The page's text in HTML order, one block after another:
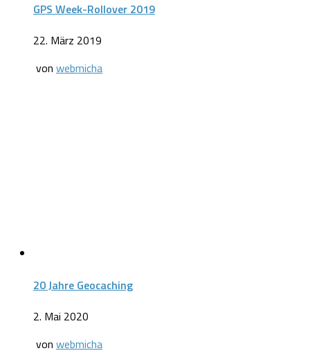
GPS Week-Rollover 2019
22. März 2019
von webmicha
20 Jahre Geocaching
2. Mai 2020
von webmicha